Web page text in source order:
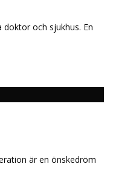
och sjukhus. En
är en önskedröm